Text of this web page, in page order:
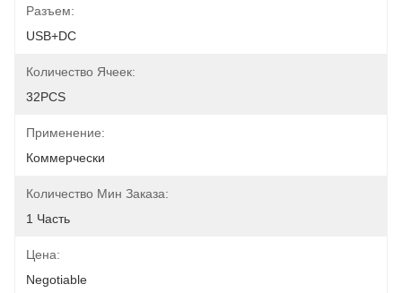
Разъем:
USB+DC
Количество Ячеек:
32PCS
Применение:
Коммерчески
Количество Мин Заказа:
1 Часть
Цена:
Negotiable